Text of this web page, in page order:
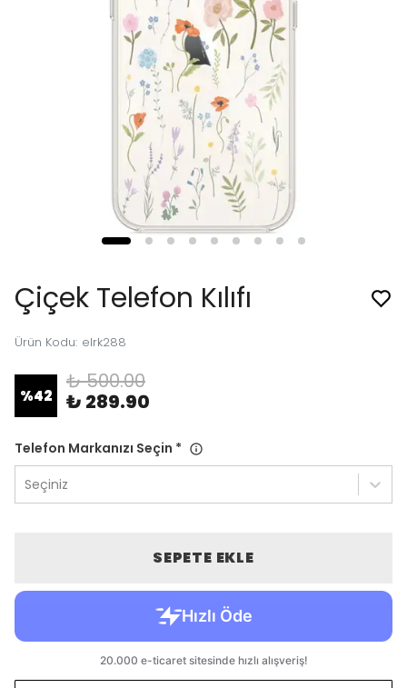
Çiçek Telefon Kılıfı
Ürün Kodu: elrk288
%42
₺ 500.00
₺ 289.90
Telefon Markanızı Seçin *
Seçiniz
SEPETE EKLE